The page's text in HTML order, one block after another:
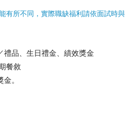
有所不同，實際職缺福利請依面試時與
禮品、生日禮金、績效獎金
餐敘
。